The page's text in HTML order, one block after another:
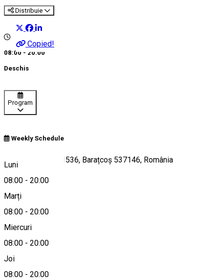
Distribuie
Copied!
08:00 - 20:00
Deschis
Program
Weekly Schedule
Luni
08:00 - 20:00
Marți
08:00 - 20:00
Miercuri
08:00 - 20:00
Joi
08:00 - 20:00
Lunca de Jos nr. 1536, Barațcoș 537146, România
Hartă